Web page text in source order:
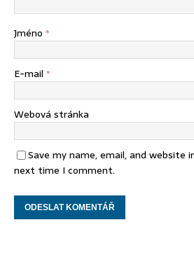
Jméno *
E-mail *
Webová stránka
Save my name, email, and website
next time I comment.